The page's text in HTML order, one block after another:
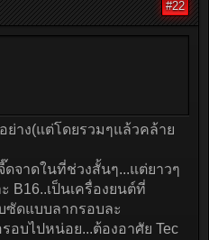
#22
าง(แต่โดยรวมๆแล้วคล้าย
ดจาดในที่ช่วงสั้นๆ...แต่ยาวๆ
B16..เป็นเครื่องยนต์ที่
ซัดแบบลากรอบละ
รอบไปหน่อย...ต้องอาศัย Tec